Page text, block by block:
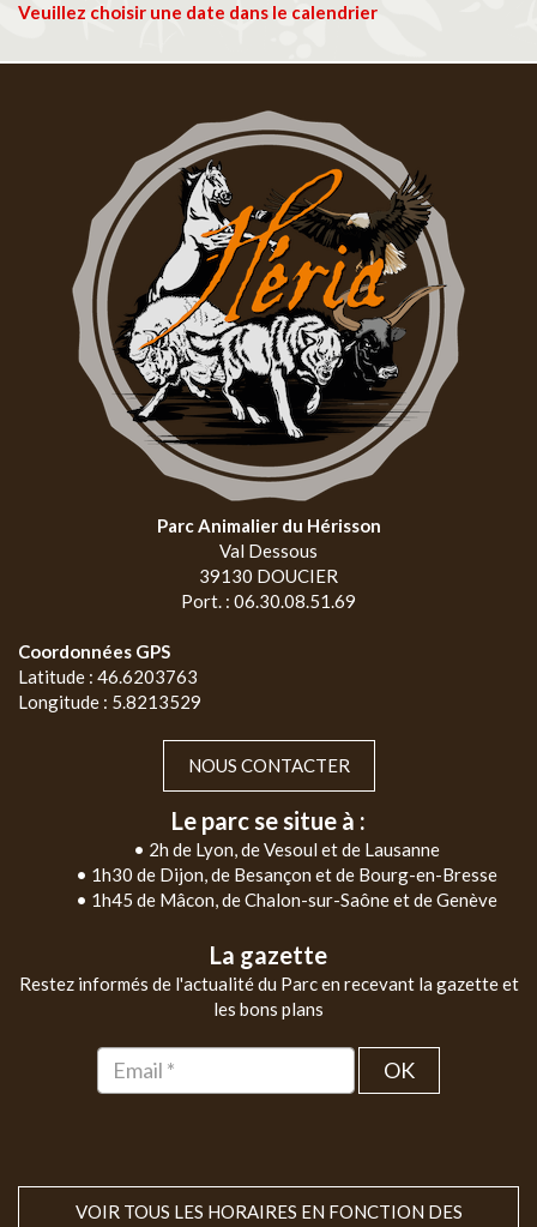
Veuillez choisir une date dans le calendrier
Parc Animalier du Hérisson
Val Dessous
39130 DOUCIER
Port. : 06.30.08.51.69
Coordonnées GPS
Latitude : 46.6203763
Longitude : 5.8213529
NOUS CONTACTER
Le parc se situe à :
• 2h de Lyon, de Vesoul et de Lausanne
• 1h30 de Dijon, de Besançon et de Bourg-en-Bresse
• 1h45 de Mâcon, de Chalon-sur-Saône et de Genève
La gazette
Restez informés de l'actualité du Parc en recevant la gazette et
les bons plans
OK
VOIR TOUS LES HORAIRES EN FONCTION DES